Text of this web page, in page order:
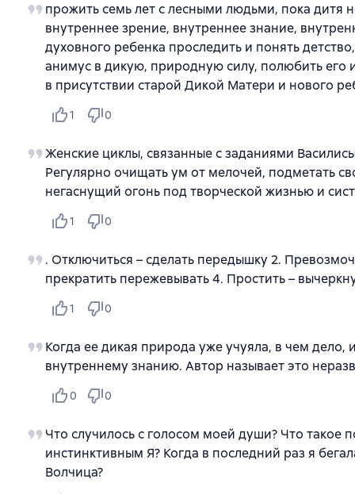
прожить семь лет с лесными людьми, пока дитя
внутреннее зрение, внутреннее знание,
духовного ребенка проследить и понять
анимус в дикую, природную силу, полюбить его
в присутствии старой Дикой Матери и нового
1 0
Женские циклы, связанные с заданиями
Регулярно очищать ум от мелочей, подметать
негаснущий огонь под творческой жизнью и
1 0
. Отключиться – сделать передышку 2.
прекратить пережевывать 4. Простить –
1 0
Когда ее дикая природа уже учуяла, в чем дело,
внутреннему знанию. Автор называет это
0 0
Что случилось с голосом моей души? Что
инстинктивным Я? Когда в последний раз я
Волчица?